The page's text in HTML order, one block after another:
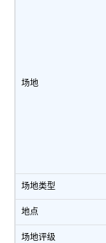
场地
场地类型
地点
场地评级